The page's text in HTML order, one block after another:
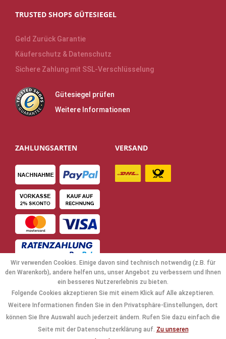
TRUSTED SHOPS GÜTESIEGEL
Geld Zurück Garantie
Käuferschutz & Datenschutz
Sichere Zahlung mit SSL-Verschlüsselung
Gütesiegel prüfen
Weitere Informationen
ZAHLUNGSARTEN VERSAND
NAVIGATION
Wir verwenden Cookies. Einige davon sind technisch notwendig (z.B. für
den Warenkorb), andere helfen uns, unser Angebot zu verbessern und Ihnen
ein besseres Nutzererlebnis zu bieten.
Folgende Cookies akzeptieren Sie mit einem Klick auf Alle akzeptieren.
Weitere Informationen finden Sie in den Privatsphäre-Einstellungen, dort
können Sie Ihre Auswahl auch jederzeit ändern. Rufen Sie dazu einfach die
Seite mit der Datenschutzerklärung auf. Zu unseren